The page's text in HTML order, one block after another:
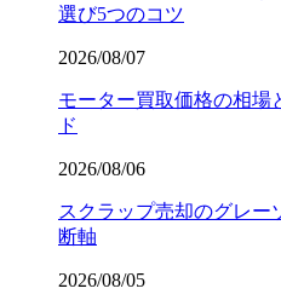
選び5つのコツ
2026/08/07
モーター買取価格の相場
ド
2026/08/06
スクラップ売却のグレー
断軸
2026/08/05